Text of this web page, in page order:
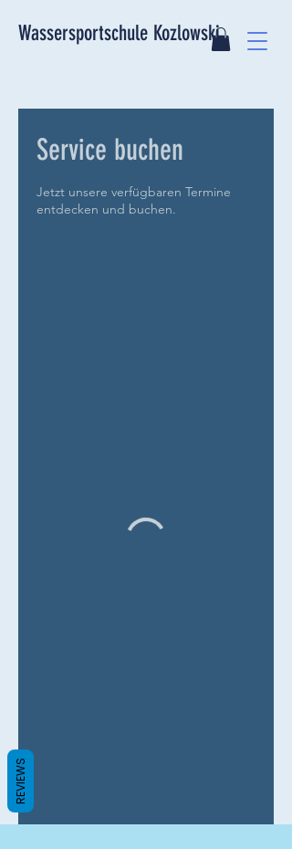
Wassersportschule Kozlowski
Service buchen
Jetzt unsere verfügbaren Termine
entdecken und buchen.
REVIEWS